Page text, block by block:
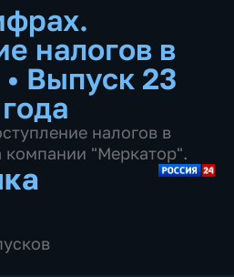
налогов в
• Выпуск 23
налогов в
"Меркатор".